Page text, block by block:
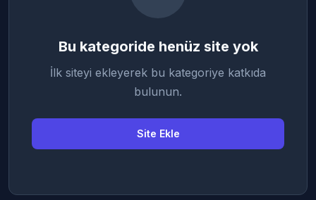
Bu kategoride henüz site yok
İlk siteyi ekleyerek bu kategoriye katkıda
bulunun.
Site Ekle